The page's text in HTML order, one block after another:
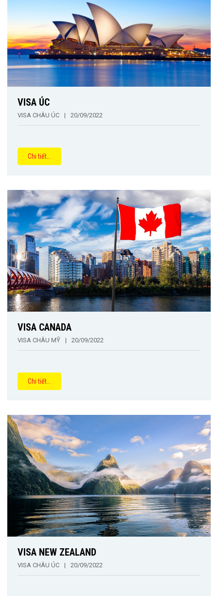
VISA ÚC
VISA CHÂU ÚC | 20/09/2022
Chi tiết...
VISA CANADA
VISA CHÂU MỸ | 20/09/2022
Chi tiết...
VISA NEW ZEALAND
VISA CHÂU ÚC | 20/09/2022